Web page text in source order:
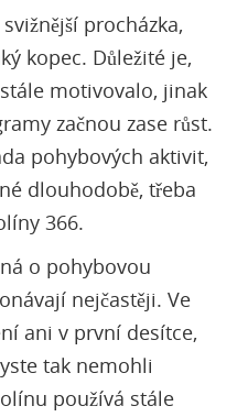
procházka,
kopec. Důležité je,
motivovalo, jinak
začnou zase růst.
pohybových aktivit,
dlouhodobě, třeba
366.
o pohybovou
nejčastěji. Ve
ani v první desítce,
tak nemohli
používá stále